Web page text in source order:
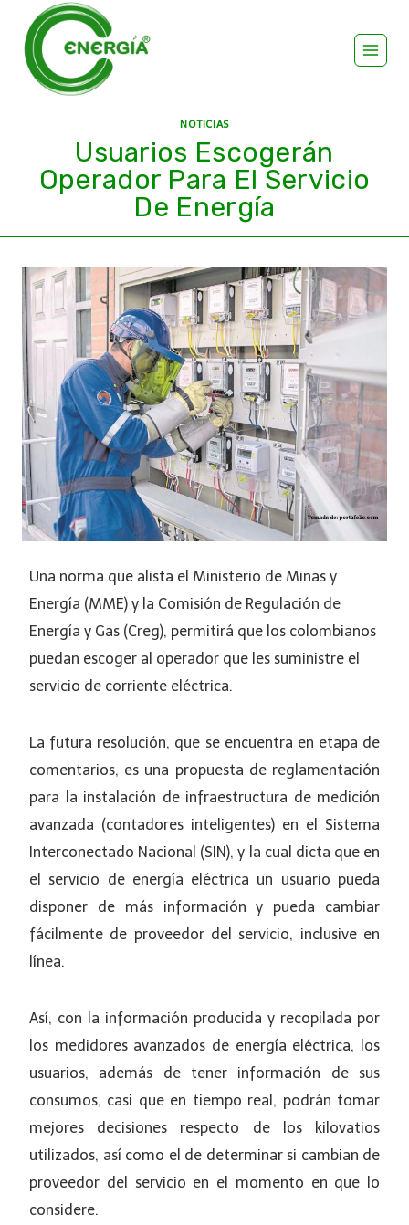
NOTICIAS
Usuarios Escogerán
Operador Para El Servicio
De Energía
Una norma que alista el Ministerio de Minas y
Energía (MME) y la Comisión de Regulación de
Energía y Gas (Creg), permitirá que los colombianos
puedan escoger al operador que les suministre el
servicio de corriente eléctrica.
La futura resolución, que se encuentra en etapa de
comentarios, es una propuesta de reglamentación
para la instalación de infraestructura de medición
avanzada (contadores inteligentes) en el Sistema
Interconectado Nacional (SIN), y la cual dicta que en
el servicio de energía eléctrica un usuario pueda
disponer de más información y pueda cambiar
fácilmente de proveedor del servicio, inclusive en
línea.
Así, con la información producida y recopilada por
los medidores avanzados de energía eléctrica, los
usuarios, además de tener información de sus
consumos, casi que en tiempo real, podrán tomar
mejores decisiones respecto de los kilovatios
utilizados, así como el de determinar si cambian de
proveedor del servicio en el momento en que lo
considere.